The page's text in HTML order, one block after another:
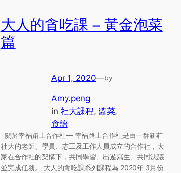
大人的貪吃課 – 黃金泡菜
篇
Apr 1, 2020—by
Amy.peng
in 社大課程, 醬菜
食譜
關於幸福路上合作社— 幸福路上合作社是由一群新莊
社大的老師、學員、志工及工作人員成立的合作社，大
家在合作社的架構下，共同學習、出遊寫生、共同決議
並完成任務。 大人的貪吃課系列課程為 2020年 3月份